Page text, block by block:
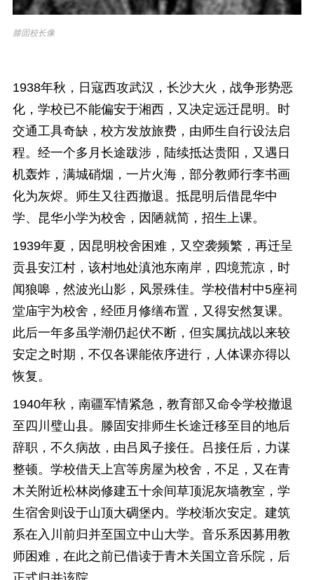
滕固校长像
1938年秋，日寇西攻武汉，长沙大火，战争形势恶
化，学校已不能偏安于湘西，又决定远迁昆明。时
交通工具奇缺，校方发放旅费，由师生自行设法启
程。经一个多月长途跋涉，陆续抵达贵阳，又遇日
机轰炸，满城硝烟，一片火海，部分教师行李书画
化为灰烬。师生又往西撤退。抵昆明后借昆华中
学、昆华小学为校舍，因陋就简，招生上课。
1939年夏，因昆明校舍困难，又空袭频繁，再迁呈
贡县安江村，该村地处滇池东南岸，四境荒凉，时
闻狼嗥，然波光山影，风景殊佳。学校借村中5座祠
堂庙宇为校舍，经匝月修缮布置，又得安然复课。
此后一年多虽学潮仍起伏不断，但实属抗战以来较
安定之时期，不仅各课能依序进行，人体课亦得以
恢复。
1940年秋，南疆军情紧急，教育部又命令学校撤退
至四川璧山县。滕固安排师生长途迁移至目的地后
辞职，不久病故，由吕凤子接任。吕接任后，力谋
整顿。学校借天上宫等房屋为校舍，不足，又在青
木关附近松林岗修建五十余间草顶泥灰墙教室，学
生宿舍则设于山顶大碉堡内。学校渐次安定。建筑
系在入川前归并至国立中山大学。音乐系因募用教
师困难，在此之前已借读于青木关国立音乐院，后